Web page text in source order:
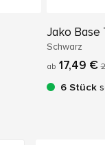
Jako Base
Schwarz
ab 17,49 €
6 Stück